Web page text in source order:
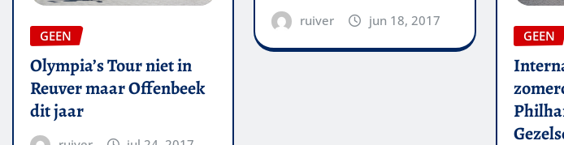
GEEN
Olympia’s Tour niet in
Reuver maar Offenbeek
dit jaar
ruiver
jun 18, 2017
GEEN